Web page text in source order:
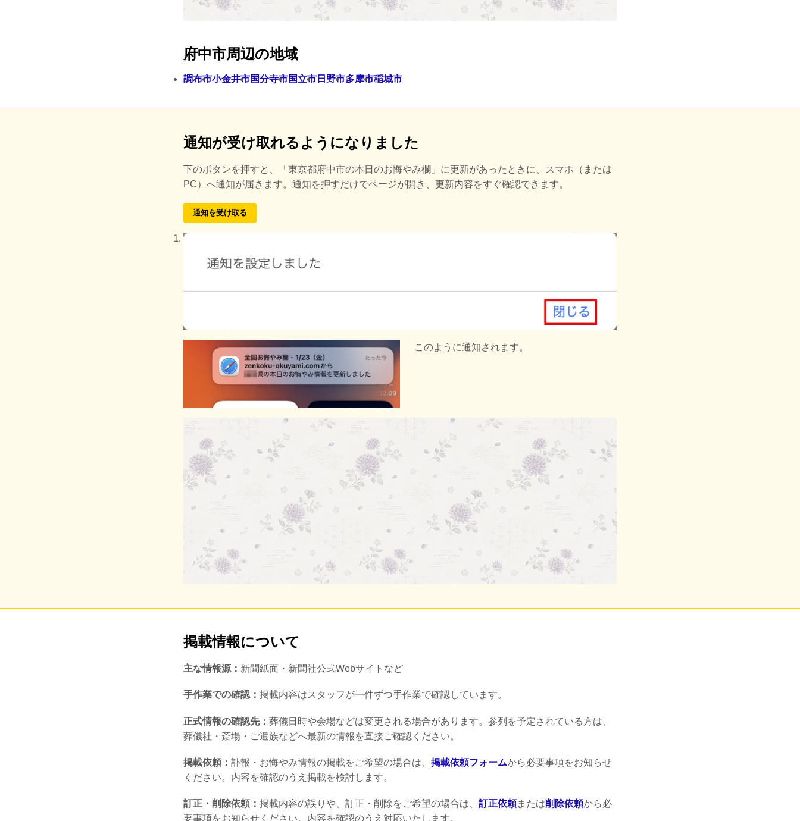
府中市周辺の地域
調布市小金井市国分寺市国立市 日野市多摩市稲城市
通知が受け取れるようになりました
下のボタンを押すと、
「東京都府中市の本日のお悔やみ欄」に更新があったときに、スマホ（または
PC）へ通知が届きます。通知を押すだけでページが開き、更新内容をすぐ確認できます。
通知を受け取る
このように通知されます。
掲載情報について
主な情報源： 新聞紙面・新聞社公式Webサイトなど
手作業での確認： 掲載内容はスタッフが一件ずつ手作業で確認しています。
正式情報の確認先： 葬儀日時や会場などは変更される場合があります。参列を予定されている方は、
葬儀社・斎場・ご遺族などへ最新の情報を直接ご確認ください。
掲載依頼： 訃報・お悔やみ情報の掲載をご希望の場合は、 掲載依頼フォームから必要事項をお知らせ
ください。内容を確認のうえ掲載を検討します。
訂正・削除依頼： 掲載内容の誤りや、訂正・削除をご希望の場合は、 訂正依頼または削除依頼から必
要事項をお知らせください。内容を確認のうえ対応いたします。